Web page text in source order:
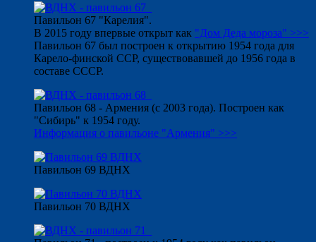
Павильон 67 "Карелия".
В 2015 году впервые открыт как "Дом Деда мороза" >>>
Павильон 67 был построен к открытию 1954 года для
Карело-финской ССР, существовавшей до 1956 года в
составе СССР.
Павильон 68 - Армения (с 2003 года). Построен как
"Сибирь" к 1954 году.
Информация о павильоне "Армения" >>>
Павильон 69 ВДНХ
Павильон 70 ВДНХ